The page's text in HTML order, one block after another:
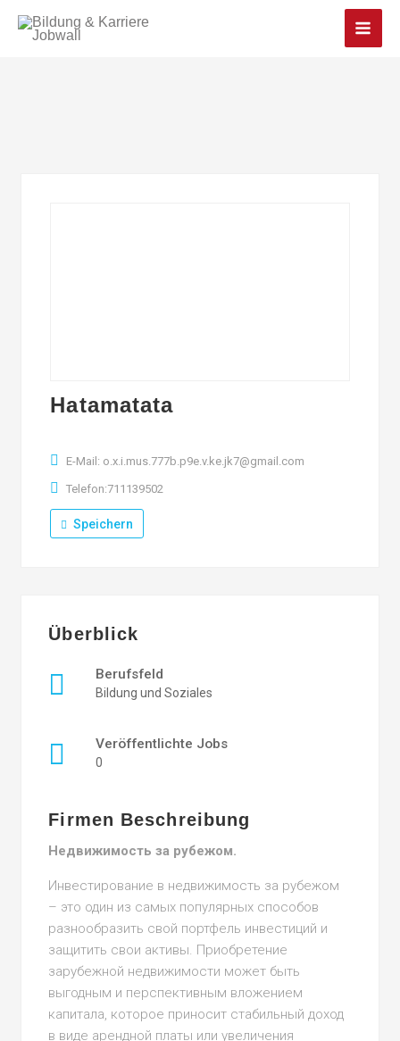
Main
Hatamatata
E-Mail: o.x.i.mus.777b.p9e.v.ke.jk7@gmail.com
Telefon:711139502
Speichern
Überblick
Berufsfeld
Bildung und Soziales
Veröffentlichte Jobs
0
Firmen Beschreibung
Недвижимость за рубежом.
Инвестирование в недвижимость за рубежом
– это один из самых популярных способов
разнообразить свой портфель инвестиций и
защитить свои активы. Приобретение
зарубежной недвижимости может быть
выгодным и перспективным вложением
капитала, которое приносит стабильный доход
в виде арендной платы или увеличения